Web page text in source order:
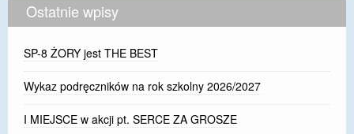
Ostatnie wpisy
SP-8 ŻORY jest THE BEST
Wykaz podręczników na rok szkolny 2026/2027
I MIEJSCE w akcji pt. SERCE ZA GROSZE